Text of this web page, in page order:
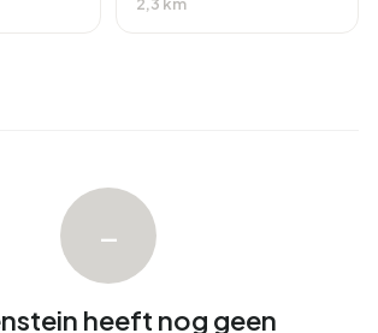
personen ontvangen deze uitkering.
Dit komt neer op 100% huurwoningen
Van de woningen is 100% in handen
De meest voorkomende
Batenstein zijn 2000-2010 (70%) en
–
heeft nog geen